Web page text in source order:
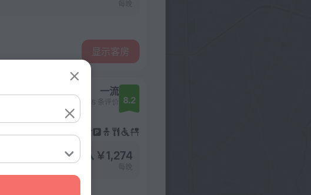
显示客房
一流
2585 条评价 8.2
从 ¥ 1,274